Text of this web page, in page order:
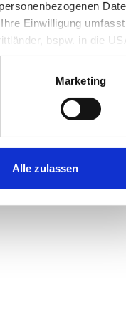
Einwilligung umfasst
bspw. in die
lokale Behörden
Sie weitere Details
sowie Ihre
Marketing
Alle zulassen